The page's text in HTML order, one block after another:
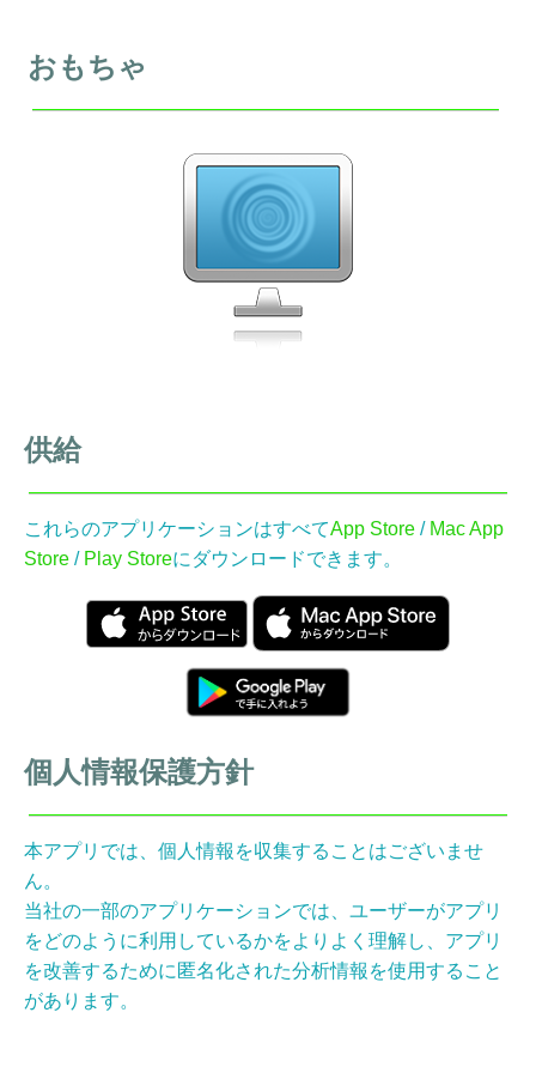
おもちゃ
供給
これらのアプリケーションはすべてApp Store / Mac App
Store / Play Storeにダウンロードできます。
個人情報保護方針
本アプリでは、個人情報を収集することはございませ
ん。
当社の一部のアプリケーションでは、ユーザーがアプリ
をどのように利用しているかをよりよく理解し、アプリ
を改善するために匿名化された分析情報を使用すること
があります。